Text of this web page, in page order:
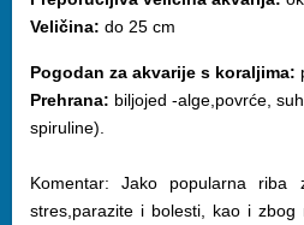
Veličina: do 25 cm
Pogodan za akvarije s koraljima:
Prehrana: biljojed -alge,povrće,
spiruline).
Komentar: Jako popularna riba
stres,parazite i bolesti, kao i zbog